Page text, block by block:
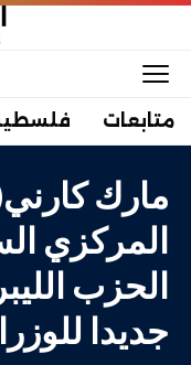
متابعات
مارك
المركزي
الحزب
جديدا